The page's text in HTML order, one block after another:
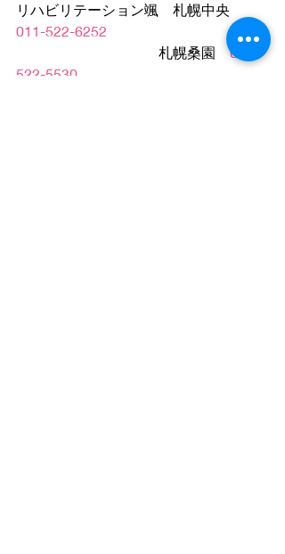
リハビリテーション颯　札幌中央
011-522-6252
                                        札幌桑園
011-
522-5530